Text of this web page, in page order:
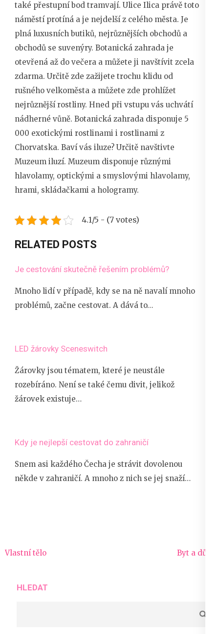
také přestupní bod tramvají. Ulice Ilica právě toto
náměstí protíná a je nejdelší z celého města. Je
plná luxusních butiků, nejrůznějších obchodů a
obchodů se suvenýry. Botanická zahrada je
otevřená až do večera a můžete ji navštívit zcela
zdarma. Určitě zde zažijete trochu klidu od
rušného velkoměsta a můžete zde prohlížet
nejrůznější rostliny. Hned při vstupu vás uchvátí
nádherné vůně. Botanická zahrada disponuje 5
000 exotickými rostlinami i rostlinami z
Chorvatska. Baví vás iluze? Určitě navštivte
Muzeum iluzí. Muzeum disponuje různými
hlavolamy, optickými a smyslovými hlavolamy,
hrami, skládačkami a hologramy.
4.1/5 - (7 votes)
RELATED POSTS
Je cestování skutečně řešením problémů?
Mnoho lidí v případě, kdy se na ně navalí mnoho
problémů, začne cestovat. A dává to…
LED žárovky Sceneswitch
Žárovky jsou tématem, které je neustále
rozebíráno. Není se také čemu divit, jelikož
žárovek existuje…
Kdy je nejlepší cestovat do zahraničí
Snem asi každého Čecha je strávit dovolenou
někde v zahraničí. A mnoho z nich se jej snaží…
Navigace
Vlastní tělo Byt a dům
HLEDAT